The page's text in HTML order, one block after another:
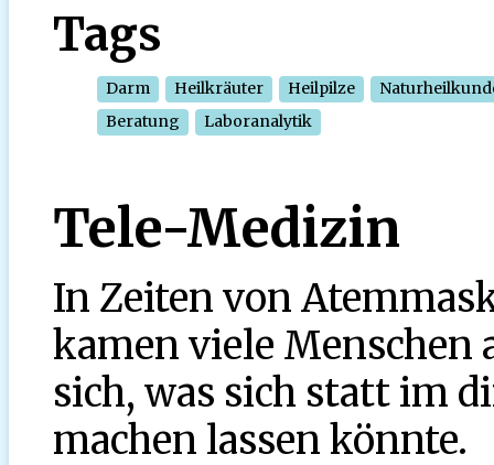
Tags
Darm Heilkräuter Heilpilze
Beratung
Laboranalytik
Tele-Medizin
In Zeiten von
kamen viele Menschen
sich, was sich statt im
machen lassen könnte.